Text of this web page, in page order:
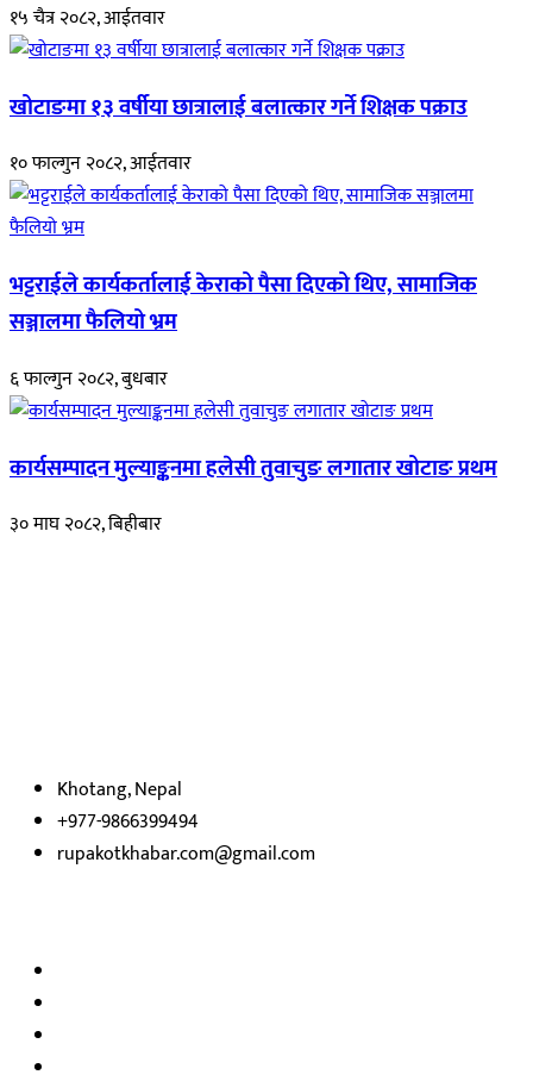
१५ चैत्र २०८२, आईतवार
खोटाङमा १३ वर्षीया छात्रालाई बलात्कार गर्ने शिक्षक पक्राउ
१० फाल्गुन २०८२, आईतवार
भट्टराईले कार्यकर्तालाई केराको पैसा दिएको थिए, सामाजिक
सञ्जालमा फैलियो भ्रम
६ फाल्गुन २०८२, बुधबार
कार्यसम्पादन मुल्याङ्कनमा हलेसी तुवाचुङ लगातार खोटाङ प्रथम
३० माघ २०८२, बिहीबार
Khotang, Nepal
+977-9866399494
rupakotkhabar.com@gmail.com